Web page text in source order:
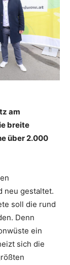
am
breite
über 2.000
neu gestaltet.
soll die rund
Denn
ein
sich die